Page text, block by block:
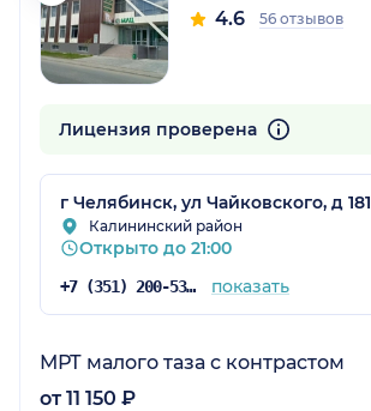
4.6 56 отзывов
Лицензия проверена
г Челябинск, ул Чайковского, д 181
Калининский район
Открыто до 21:00
+7 (351) 200-53-67 показать
МРТ малого таза с контрастом
от 11 150 ₽